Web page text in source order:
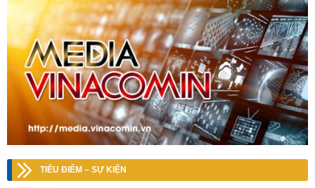
TIÊU ĐIỂM – SỰ KIỆN